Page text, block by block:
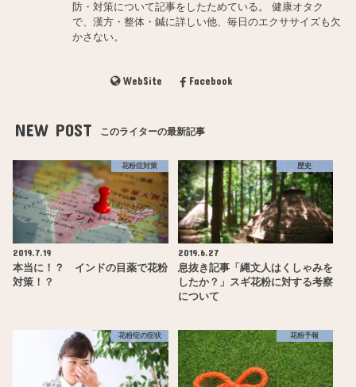
防・対策について記事をしたためている。 健康オタク
で、漢方・整体・鍼に詳しい他、毎日のエクササイズも欠
かさない。
WebSite Facebook
NEW POST このライターの最新記事
花粉症対策
2019.7.19
本当に！？ インドの目薬で花粉
対策！？
歴史
2019.6.27
息抜き記事「縄文人はくしゃみを
したか？」スギ花粉に対する考察
について
花粉症の症状 花粉予報